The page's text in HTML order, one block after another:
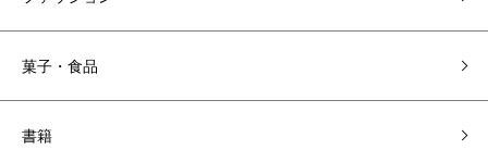
菓子・食品
書籍